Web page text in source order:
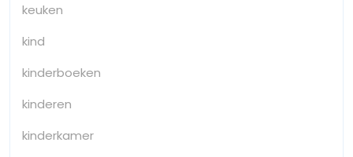
keuken
kind
kinderboeken
kinderen
kinderkamer